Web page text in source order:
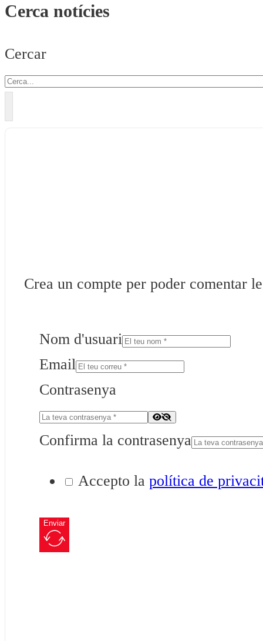
Cerca notícies
Cercar
Crea un compte per poder comentar
Nom d'usuari
Email
Contrasenya
Confirma la contrasenya
Accepto la política de
Enviar